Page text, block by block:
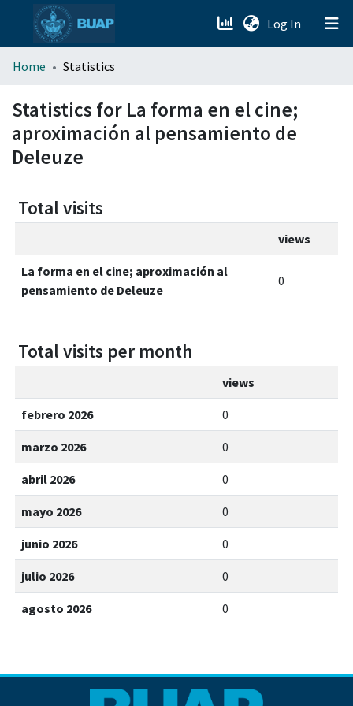
Log In (current)
menu.section.about_menu
All of DSpace
Home Statistics
Statistics for La forma en el cine;
aproximación al pensamiento de
Deleuze
Total visits
views
La forma en el cine; aproximación al
pensamiento de Deleuze
0
Total visits per month
views
febrero 2026 0
marzo 2026 0
abril 2026 0
mayo 2026 0
junio 2026 0
julio 2026 0
agosto 2026 0